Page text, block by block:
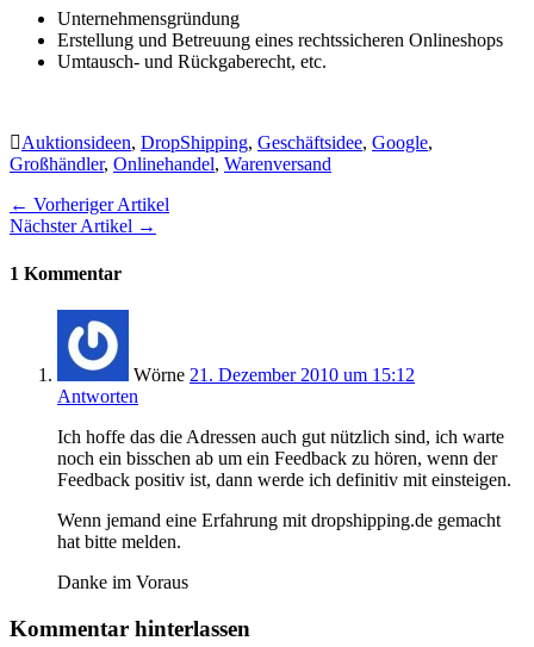
Unternehmensgründung
Erstellung und Betreuung eines rechtssicheren Onlineshops
Umtausch- und Rückgaberecht, etc.
Auktionsideen, DropShipping, Geschäftsidee, Google,
Großhändler, Onlinehandel, Warenversand
← Vorheriger Artikel
Nächster Artikel →
1 Kommentar
Wörne 21. Dezember 2010 um 15:12
Antworten
Ich hoffe das die Adressen auch gut nützlich sind, ich warte
noch ein bisschen ab um ein Feedback zu hören, wenn der
Feedback positiv ist, dann werde ich definitiv mit einsteigen.
Wenn jemand eine Erfahrung mit dropshipping.de gemacht
hat bitte melden.
Danke im Voraus
Kommentar hinterlassen